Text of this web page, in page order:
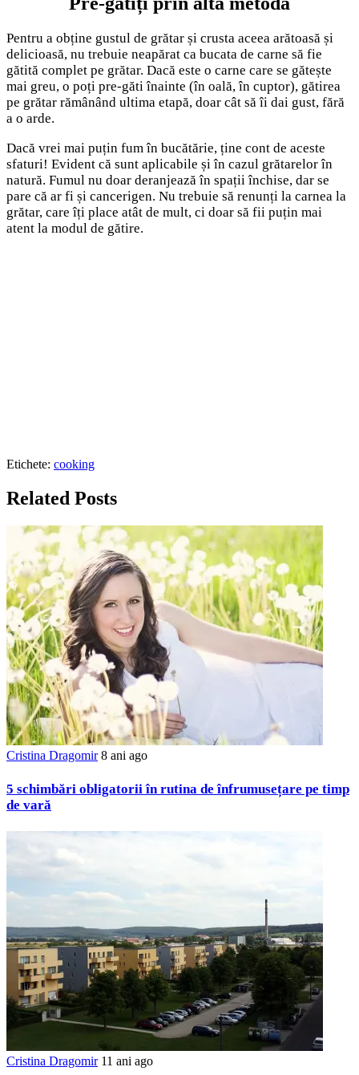
Pentru a obține gustul de grătar și crusta aceea arătoasă și
delicioasă, nu trebuie neapărat ca bucata de carne să fie
gătită complet pe grătar. Dacă este o carne care se gătește
mai greu, o poți pre-găti înainte (în oală, în cuptor), gătirea
pe grătar rămânând ultima etapă, doar cât să îi dai gust, fără
a o arde.
Dacă vrei mai puțin fum în bucătărie, ține cont de aceste
sfaturi! Evident că sunt aplicabile și în cazul grătarelor în
natură. Fumul nu doar deranjează în spații închise, dar se
pare că ar fi și cancerigen. Nu trebuie să renunți la carnea la
grătar, care îți place atât de mult, ci doar să fii puțin mai
atent la modul de gătire.
Etichete: cooking
Related Posts
Cristina Dragomir 8 ani ago
5 schimbări obligatorii în rutina de înfrumusețare pe timp
de vară
Cristina Dragomir 11 ani ago